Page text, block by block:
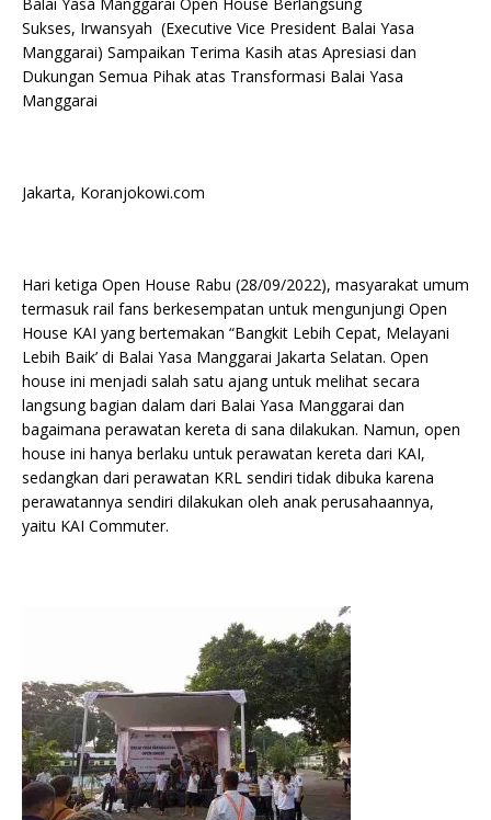
Sukses, Irwansyah (Executive Vice President Balai Yasa
Manggarai) Sampaikan Terima Kasih atas Apresiasi dan
Dukungan Semua Pihak atas Transformasi Balai Yasa
Manggarai
Jakarta, Koranjokowi.com
Hari ketiga Open House Rabu (28/09/2022), masyarakat umum
termasuk rail fans berkesempatan untuk mengunjungi Open
House KAI yang bertemakan “Bangkit Lebih Cepat, Melayani
Lebih Baik’ di Balai Yasa Manggarai Jakarta Selatan. Open
house ini menjadi salah satu ajang untuk melihat secara
langsung bagian dalam dari Balai Yasa Manggarai dan
bagaimana perawatan kereta di sana dilakukan. Namun, open
house ini hanya berlaku untuk perawatan kereta dari KAI,
sedangkan dari perawatan KRL sendiri tidak dibuka karena
perawatannya sendiri dilakukan oleh anak perusahaannya,
yaitu KAI Commuter.